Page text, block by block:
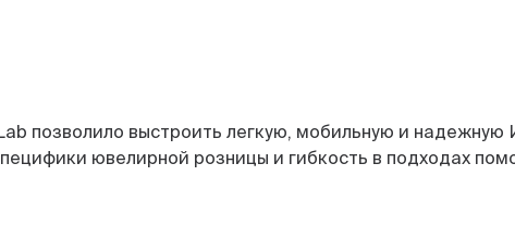
позволило выстроить легкую, мобильную и
ювелирной розницы и гибкость в подходах